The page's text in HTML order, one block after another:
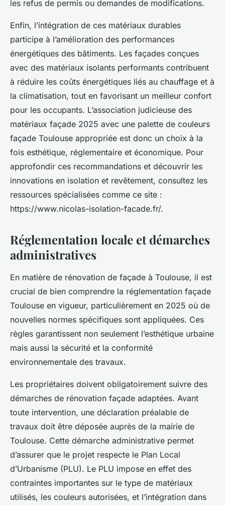
les refus de permis ou demandes de modifications.
Enfin, l’intégration de ces matériaux durables
participe à l’amélioration des performances
énergétiques des bâtiments. Les façades conçues
avec des matériaux isolants performants contribuent
à réduire les coûts énergétiques liés au chauffage et à
la climatisation, tout en favorisant un meilleur confort
pour les occupants. L’association judicieuse des
matériaux façade 2025 avec une palette de couleurs
façade Toulouse appropriée est donc un choix à la
fois esthétique, réglementaire et économique. Pour
approfondir ces recommandations et découvrir les
innovations en isolation et revêtement, consultez les
ressources spécialisées comme ce site :
https://www.nicolas-isolation-facade.fr/.
Réglementation locale et démarches
administratives
En matière de rénovation de façade à Toulouse, il est
crucial de bien comprendre la réglementation façade
Toulouse en vigueur, particulièrement en 2025 où de
nouvelles normes spécifiques sont appliquées. Ces
règles garantissent non seulement l’esthétique urbaine
mais aussi la sécurité et la conformité
environnementale des travaux.
Les propriétaires doivent obligatoirement suivre des
démarches de rénovation façade adaptées. Avant
toute intervention, une déclaration préalable de
travaux doit être déposée auprès de la mairie de
Toulouse. Cette démarche administrative permet
d’assurer que le projet respecte le Plan Local
d’Urbanisme (PLU). Le PLU impose en effet des
contraintes importantes sur le type de matériaux
utilisés, les couleurs autorisées, et l’intégration dans